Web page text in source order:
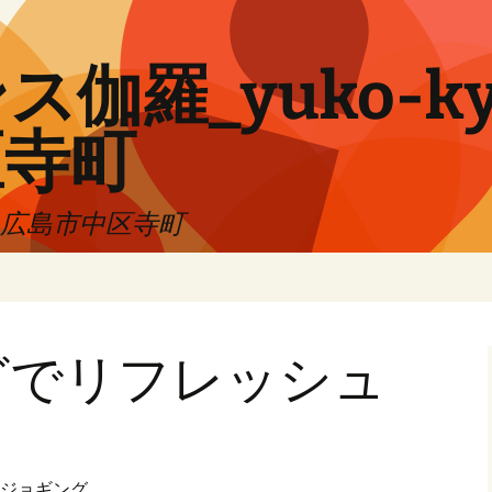
ス伽羅
町
島市中区寺町
リフレッシュ